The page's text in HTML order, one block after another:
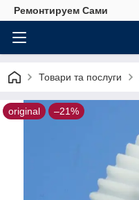
Ремонтируем Сами
Товари та послуги
original –21%